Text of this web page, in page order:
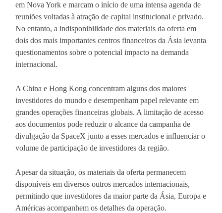
em Nova York e marcam o início de uma intensa agenda de
reuniões voltadas à atração de capital institucional e privado.
No entanto, a indisponibilidade dos materiais da oferta em
dois dos mais importantes centros financeiros da Ásia levanta
questionamentos sobre o potencial impacto na demanda
internacional.
A China e Hong Kong concentram alguns dos maiores
investidores do mundo e desempenham papel relevante em
grandes operações financeiras globais. A limitação de acesso
aos documentos pode reduzir o alcance da campanha de
divulgação da SpaceX junto a esses mercados e influenciar o
volume de participação de investidores da região.
Apesar da situação, os materiais da oferta permanecem
disponíveis em diversos outros mercados internacionais,
permitindo que investidores da maior parte da Ásia, Europa e
Américas acompanhem os detalhes da operação.